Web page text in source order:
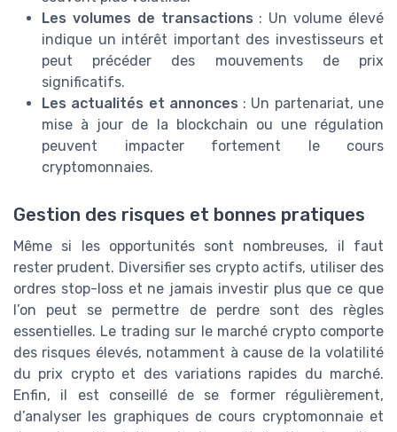
Les volumes de transactions : Un volume élevé
indique un intérêt important des investisseurs et
peut précéder des mouvements de prix
significatifs.
Les actualités et annonces : Un partenariat, une
mise à jour de la blockchain ou une régulation
peuvent impacter fortement le cours
cryptomonnaies.
Gestion des risques et bonnes pratiques
Même si les opportunités sont nombreuses, il faut
rester prudent. Diversifier ses crypto actifs, utiliser des
ordres stop-loss et ne jamais investir plus que ce que
l’on peut se permettre de perdre sont des règles
essentielles. Le trading sur le marché crypto comporte
des risques élevés, notamment à cause de la volatilité
du prix crypto et des variations rapides du marché.
Enfin, il est conseillé de se former régulièrement,
d’analyser les graphiques de cours cryptomonnaie et